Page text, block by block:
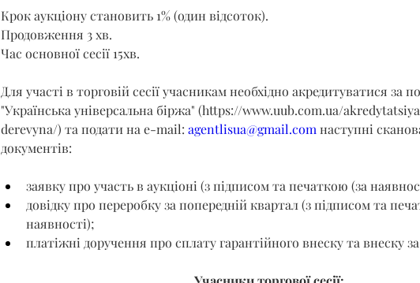
Крок аукціону становить 1% (один відсоток).
Продовження 3 хв.
Час основної сесії 15хв.
Для участі в торговій сесії учасникам необхідно акредитуватися за
"Українська універсальна біржа" (https://www.uub.com.ua/
derevyna/) та подати на e-mail: agentlisua@gmail.com наступні
документів:
заявку про участь в аукціоні (з підписом та печаткою (за
довідку про переробку за попередній квартал (з підписом та
наявності);
платіжні доручення про сплату гарантійного внеску та внеску